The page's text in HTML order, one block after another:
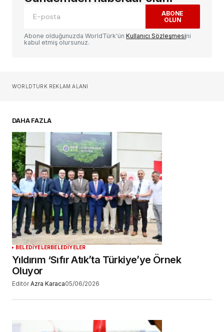
Yorum
Sizin adınız*
Daha sonraki yorumlarımda kullanılması için
adım, e-posta adresim ve site adresim bu
tarayıcıya kaydedilsin.
YORUM GÖNDER
ABONE
OLUN
Abone olduğunuzda WorldTürk'ün Kullanıcı Sözleşmesini
kabul etmiş olursunuz.
WORLDTURK REKLAM ALANI
DAHA FAZLA
BELEDİYELERBELEDİYELER
Yıldırım ‘Sıfır Atık’ta Türkiye’ye Örnek
Oluyor
Editör Azra Karaca05/06/2026